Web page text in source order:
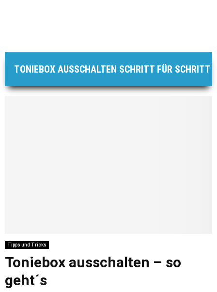
TONIEBOX AUSSCHALTEN SCHRITT FÜR SCHRITT
Tipps und Tricks
Toniebox ausschalten – so
geht´s